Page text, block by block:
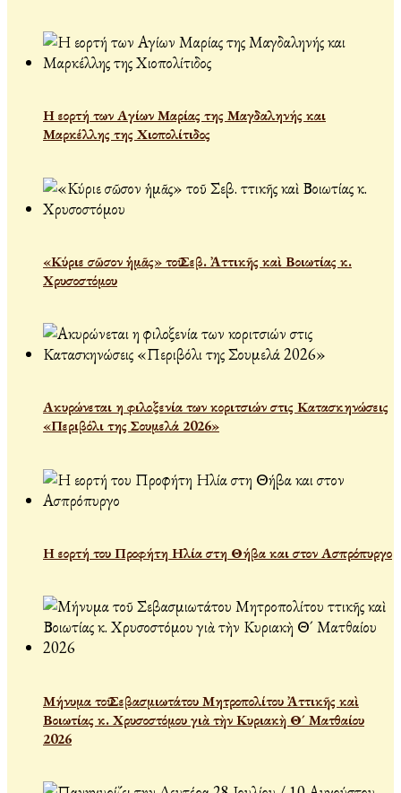
Η εορτή των Αγίων Μαρίας της Μαγδαληνής και
Μαρκέλλης της Χιοπολίτιδος
«Κύριε σῶσον ἡμᾶς» τοῦ Σεβ. Ἀττικῆς καὶ Βοιωτίας κ.
Χρυσοστόμου
Ακυρώνεται η φιλοξενία των κοριτσιών στις Κατασκηνώσεις
«Περιβόλι της Σουμελά 2026»
Η εορτή του Προφήτη Ηλία στη Θήβα και στον Ασπρόπυργο
Μήνυμα τοῦ Σεβασμιωτάτου Μητροπολίτου Ἀττικῆς καὶ
Βοιωτίας κ. Χρυσοστόμου γιὰ τὴν Κυριακὴ Θ´ Ματθαίου
2026